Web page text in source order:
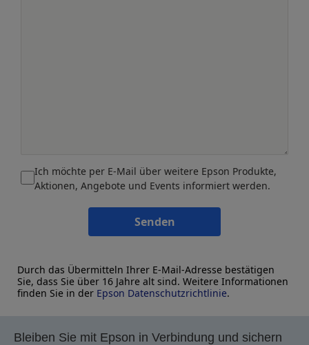
Ich möchte per E-Mail über weitere Epson Produkte,
Aktionen, Angebote und Events informiert werden.
Senden
Durch das Übermitteln Ihrer E-Mail-Adresse bestätigen
Sie, dass Sie über 16 Jahre alt sind. Weitere Informationen
finden Sie in der Epson Datenschutzrichtlinie.
Bleiben Sie mit Epson in Verbindung und sichern